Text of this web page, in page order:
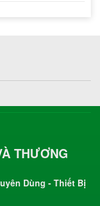
THƯƠNG
Dùng - Thiết Bị